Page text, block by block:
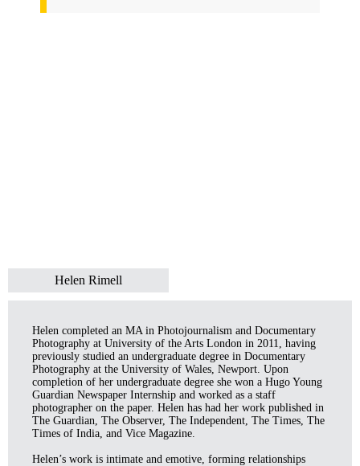
Helen Rimell
Helen completed an MA in Photojournalism and Documentary
Photography at University of the Arts London in 2011, having
previously studied an undergraduate degree in Documentary
Photography at the University of Wales, Newport. Upon
completion of her undergraduate degree she won a Hugo Young
Guardian Newspaper Internship and worked as a staff
photographer on the paper. Helen has had her work published in
The Guardian, The Observer, The Independent, The Times, The
Times of India, and Vice Magazine.
Helen’s work is intimate and emotive, forming relationships